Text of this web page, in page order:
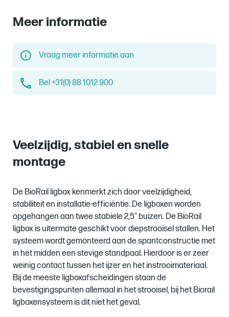
Meer informatie
Vraag meer informatie aan
Bel +31(0) 88 1012 900
Veelzijdig, stabiel en snelle
montage
De BioRail ligbox kenmerkt zich door veelzijdigheid,
stabiliteit en installatie-efficiëntie. De ligboxen worden
opgehangen aan twee stabiele 2,5” buizen. De BioRail
ligbox is uitermate geschikt voor diepstrooisel stallen. Het
systeem wordt gemonteerd aan de spantconstructie met
in het midden een stevige standpaal. Hierdoor is er zeer
weinig contact tussen het ijzer en het instrooimateriaal.
Bij de meeste ligboxafscheidingen staan de
bevestigingspunten allemaal in het strooisel, bij het Biorail
ligboxensysteem is dit niet het geval.